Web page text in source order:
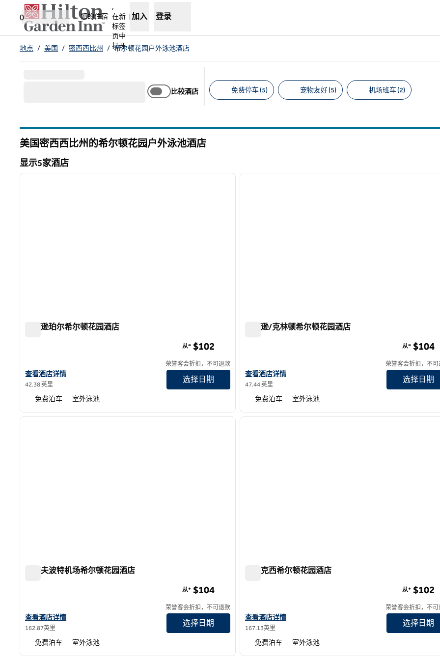
跳转至内容
0
您的住宿
,
在新
标签
页中
打开
加入 登录
地点 / 美国 / 密西西比州 / 希尔顿花园户外泳池酒店
比较酒店 免费停车 (5) 宠物友好 (5) 机场班车 (2)
美国密西西比州的希尔顿花园户外泳池酒店
显示5家酒店
显示5家酒店
1/12
下一张图片
杰克逊珀尔希尔顿花园酒店
查看希尔顿花园酒店详情 - Jackson Pearl
查看酒店详情
42.38 英里
从* $102
荣誉客会折扣，不可退款
选择日期
免费泊车 室外泳池
1/12
杰克逊/克林顿希尔顿花园酒店
查看希尔顿花园酒店杰克逊/克林顿的酒店详情
查看酒店详情
47.44 英里
从* $104
荣誉客会折扣，不可
选择日期
免费泊车 室外泳池
1/12
下一张图片
格尔夫波特机场希尔顿花园酒店
查看希尔顿花园酒店 Gulfport Airport 的酒店详情
查看酒店详情
162.87英里
从* $104
荣誉客会折扣，不可退款
选择日期
免费泊车 室外泳池
1/12
比洛克西希尔顿花园酒店
查看希尔顿花园酒店 Biloxi 的酒店详情
查看酒店详情
167.13英里
从* $102
荣誉客会折扣，不可
选择日期
免费泊车 室外泳池